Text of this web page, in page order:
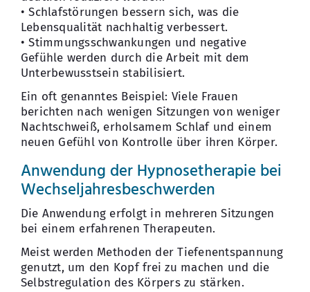
• Schlafstörungen bessern sich, was die
Lebensqualität nachhaltig verbessert.
• Stimmungsschwankungen und negative
Gefühle werden durch die Arbeit mit dem
Unterbewusstsein stabilisiert.
Ein oft genanntes Beispiel: Viele Frauen
berichten nach wenigen Sitzungen von weniger
Nachtschweiß, erholsamem Schlaf und einem
neuen Gefühl von Kontrolle über ihren Körper.
Anwendung der Hypnosetherapie bei
Wechseljahresbeschwerden
Die Anwendung erfolgt in mehreren Sitzungen
bei einem erfahrenen Therapeuten.
Meist werden Methoden der Tiefenentspannung
genutzt, um den Kopf frei zu machen und die
Selbstregulation des Körpers zu stärken.